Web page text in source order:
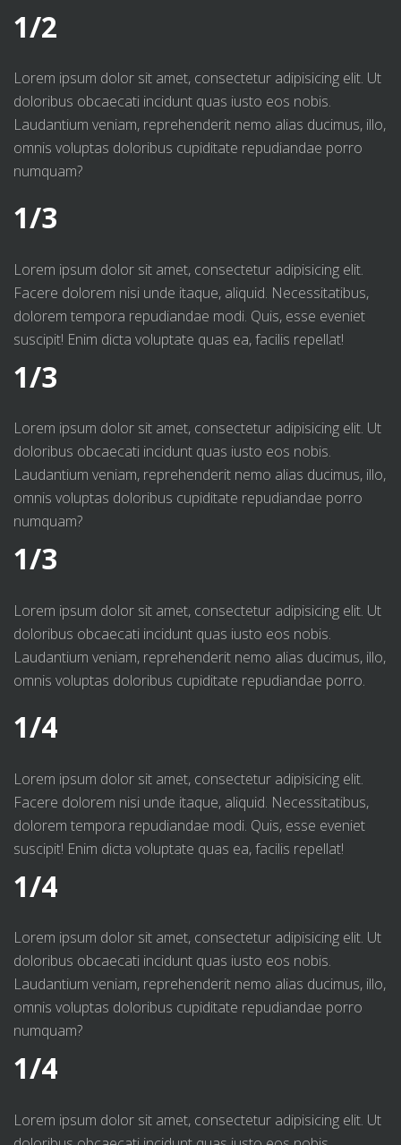
1/2
Lorem ipsum dolor sit amet, consectetur adipisicing elit. Ut
doloribus obcaecati incidunt quas iusto eos nobis.
Laudantium veniam, reprehenderit nemo alias ducimus, illo,
omnis voluptas doloribus cupiditate repudiandae porro
numquam?
1/3
Lorem ipsum dolor sit amet, consectetur adipisicing elit.
Facere dolorem nisi unde itaque, aliquid. Necessitatibus,
dolorem tempora repudiandae modi. Quis, esse eveniet
suscipit! Enim dicta voluptate quas ea, facilis repellat!
1/3
Lorem ipsum dolor sit amet, consectetur adipisicing elit. Ut
doloribus obcaecati incidunt quas iusto eos nobis.
Laudantium veniam, reprehenderit nemo alias ducimus, illo,
omnis voluptas doloribus cupiditate repudiandae porro
numquam?
1/3
Lorem ipsum dolor sit amet, consectetur adipisicing elit. Ut
doloribus obcaecati incidunt quas iusto eos nobis.
Laudantium veniam, reprehenderit nemo alias ducimus, illo,
omnis voluptas doloribus cupiditate repudiandae porro.
1/4
Lorem ipsum dolor sit amet, consectetur adipisicing elit.
Facere dolorem nisi unde itaque, aliquid. Necessitatibus,
dolorem tempora repudiandae modi. Quis, esse eveniet
suscipit! Enim dicta voluptate quas ea, facilis repellat!
1/4
Lorem ipsum dolor sit amet, consectetur adipisicing elit. Ut
doloribus obcaecati incidunt quas iusto eos nobis.
Laudantium veniam, reprehenderit nemo alias ducimus, illo,
omnis voluptas doloribus cupiditate repudiandae porro
numquam?
1/4
Lorem ipsum dolor sit amet, consectetur adipisicing elit. Ut